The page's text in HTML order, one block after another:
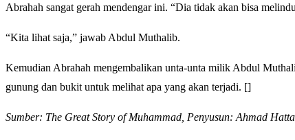
Abrahah sangat gerah mendengar ini. “Dia tidak akan bisa
“Kita lihat saja,” jawab Abdul Muthalib.
Kemudian Abrahah mengembalikan unta-unta milik Abdul
gunung dan bukit untuk melihat apa yang akan terjadi. []
Sumber: The Great Story of Muhammad, Penyusun: Ahmad